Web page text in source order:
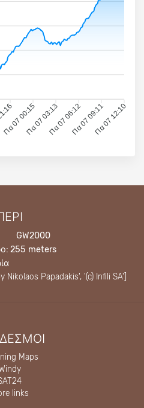
Πα 07 00:15Πα 07 03:13Πα 07 06:12Πα 07 09:11Πα 07 12:10
GW2000
255 meters
Nikolaos Papadakis', '(c) Infili SA']
Maps
links